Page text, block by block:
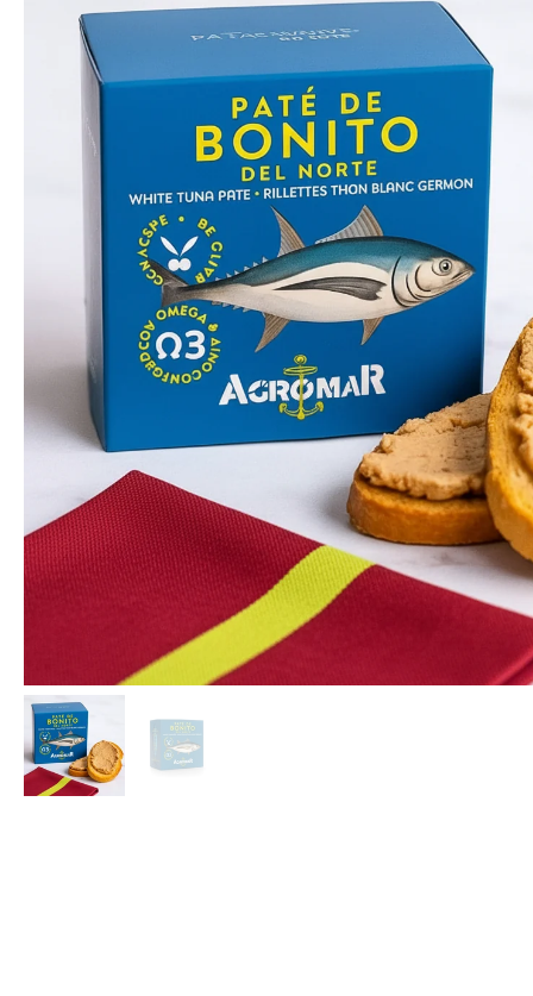
Deshuesado
Serrano
Salchichón
Jamoneros y Cuchillos
para Jamón
Packs y Cajas Regalo
con Embutidos
Compra Embutidos
por Marca
Fermin
5J
Beher
Covap
Goikoa
Palacios
Pimientos del Piquillo
Rellenos de Marisco
Caldos de Mariscos
Conservas del
Mundo
Packs y Cajas Regalo
con Conservas
Compra Conservas
por Marca
Compra por Tipo
de Pescado
Compra por Tipo
de Marisco